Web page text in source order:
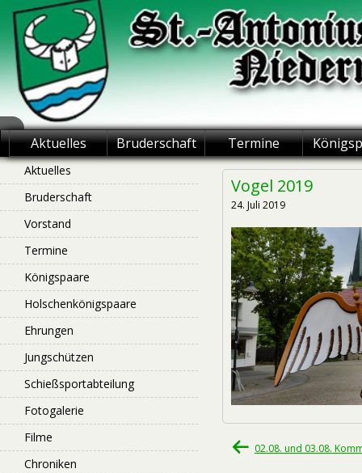
Skip
content
St.-Antonius
Schützenbruderschaft
Niederntudorf
Aktuelles Bruderschaft Termine
Vogel 2019
24. Juli 2019
02.08. und 03.08.
Aktuelles
Bruderschaft
Vorstand
Termine
Königspaare
Holschenkönigspaare
Ehrungen
Jungschützen
Schießsportabteilung
Fotogalerie
Filme
Chroniken